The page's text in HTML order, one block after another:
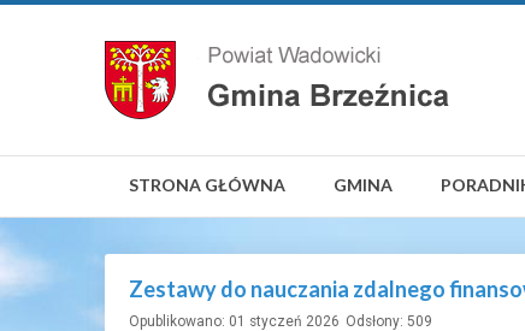
STRONA GŁÓWNA GMINA
Zestawy do nauczania zdalnego
Opublikowano: 01 styczeń 2026 Odsłony: 509